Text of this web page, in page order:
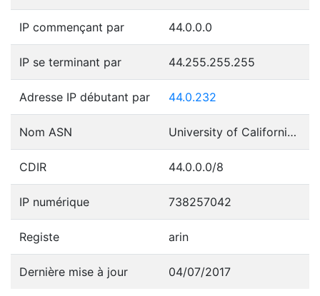
IP commençant par 44.0.0.0
IP se terminant par 44.255.255.255
Adresse IP débutant par 44.0.232
Nom ASN University of California, San Diego
CDIR 44.0.0.0/8
IP numérique 738257042
Registe arin
Dernière mise à jour 04/07/2017